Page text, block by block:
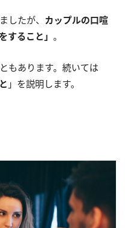
したが、 カップルの口喧
すること」 。
もあります。続いては
」を説明します。